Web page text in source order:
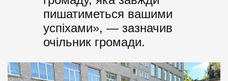
пишатиметься вашими
успіхами», — зазначив
очільник громади.